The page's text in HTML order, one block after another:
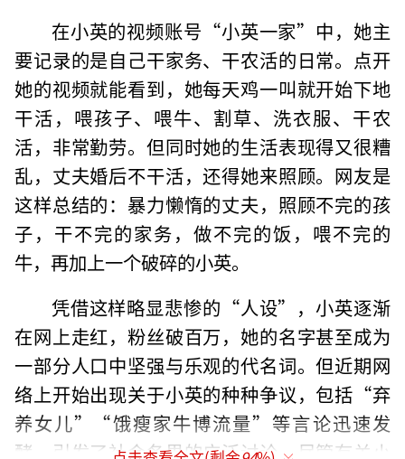
在小英的视频账号“小英一家”中，她主
要记录的是自己干家务、干农活的日常。点开
她的视频就能看到，她每天鸡一叫就开始下地
干活，喂孩子、喂牛、割草、洗衣服、干农
活，非常勤劳。但同时她的生活表现得又很糟
乱，丈夫婚后不干活，还得她来照顾。网友是
这样总结的：暴力懒惰的丈夫，照顾不完的孩
子，干不完的家务，做不完的饭，喂不完的
牛，再加上一个破碎的小英。
凭借这样略显悲惨的“人设”，小英逐渐
在网上走红，粉丝破百万，她的名字甚至成为
一部分人口中坚强与乐观的代名词。但近期网
络上开始出现关于小英的种种争议，包括“弃
养女儿”“饿瘦家牛博流量”等言论迅速发
酵，引发了社会各界的广泛讨论。尽管有关小